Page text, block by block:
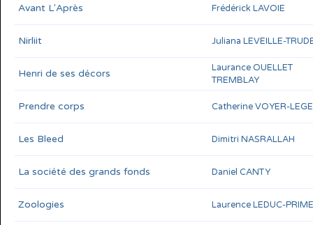
Avant L'Après Frédérick LAVOIE
Nirliit Juliana LEVEILLE-
Henri de ses décors
Laurance OUELLET
TREMBLAY
Prendre corps Catherine VOYER-
Les Bleed Dimitri NASRALLAH
La société des grands fonds Daniel CANTY
Zoologies Laurence LEDUC-